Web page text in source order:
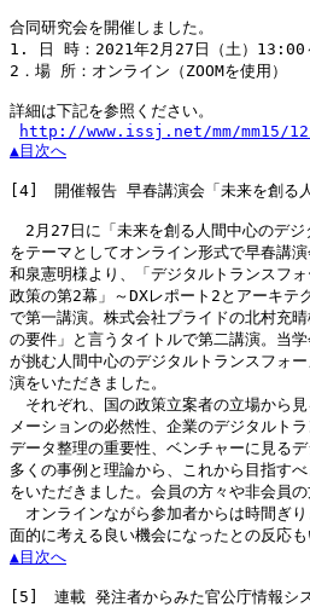
合同研究会を開催しました。
1. 日 時：2021年2月27日（土）
2．場 所：オンライン（ZOOMを使用）
詳細は下記を参照ください。
http://www.issj.net/mm/mm15/
▲目次へ
[4] 開催報告 早春講演会「未来を創る
2月27日に「未来を創る人間中心のデ
をテーマとしてオンライン形式で早春講
和泉憲明様より、「デジタルトランスフ
政策の第2幕」～DXレポート2とアーキテ
で第一講演。株式会社プライドの北村充
の要件」と言うタイトルで第二講演。当
が挑む人間中心のデジタルトランスフォ
演をいただきました。
それぞれ、国の政策立案者の立場から
メーションの必然性、企業のデジタルト
データ整理の重要性、ベンチャーに見る
多くの事例と理論から、これから目指す
をいただきました。会員の方々や非会員
オンラインながら参加者からは時間ぎ
▲目次へ
[5]
連載 発注者からみた官公庁情報シ